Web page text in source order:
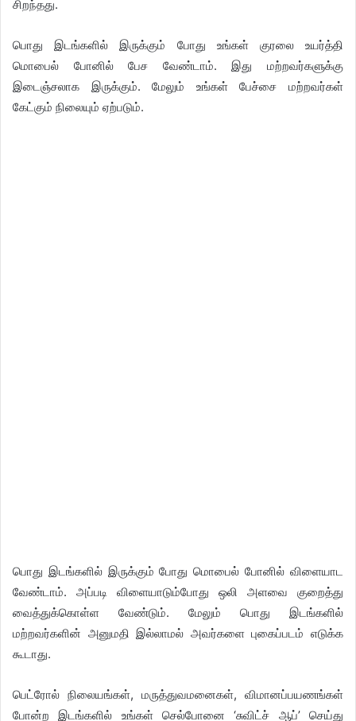
சிறந்தது.
பொது இடங்களில் இருக்கும் போது உங்கள் குரலை உயர்த்தி
மொபைல் போனில் பேச வேண்டாம். இது மற்றவர்களுக்கு
இடைஞ்சலாக இருக்கும். மேலும் உங்கள் பேச்சை மற்றவர்கள்
கேட்கும் நிலையும் ஏற்படும்.
பொது இடங்களில் இருக்கும் போது மொபைல் போனில் விளையாட
வேண்டாம். அப்படி விளையாடும்போது ஒலி அளவை குறைத்து
வைத்துக்கொள்ள வேண்டும். மேலும் பொது இடங்களில்
மற்றவர்களின் அனுமதி இல்லாமல் அவர்களை புகைப்படம் எடுக்க
கூடாது.
பெட்ரோல் நிலையங்கள், மருத்துவமனைகள், விமானப்பயணங்கள்
போன்ற இடங்களில் உங்கள் செல்போனை ‘சுவிட்ச் ஆப்’ செய்து